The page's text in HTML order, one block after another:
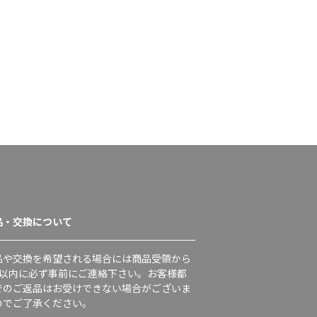
・交換について
や交換を希望される場合には商品受領から
内に必ず事前にご連絡下さい。お客様都
のご返品はお受けできない場合がございま
ご了承ください。